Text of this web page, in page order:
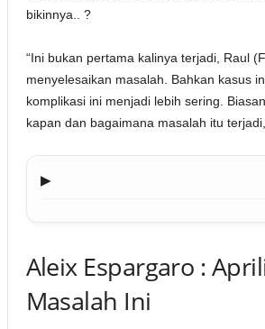
bikinnya.. ?
“Ini bukan pertama kalinya terjadi, Raul
menyelesaikan masalah. Bahkan kasus
komplikasi ini menjadi lebih sering.
kapan dan bagaimana masalah itu
▶
Aleix Espargaro :
Masalah Ini